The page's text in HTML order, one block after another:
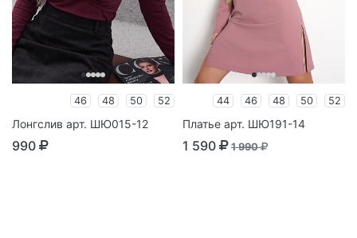
46 48 50 52
Лонгслив арт. ШЮ015-12
990
44 46 48 50 52
Платье арт. ШЮ191-14
1 590 1 990